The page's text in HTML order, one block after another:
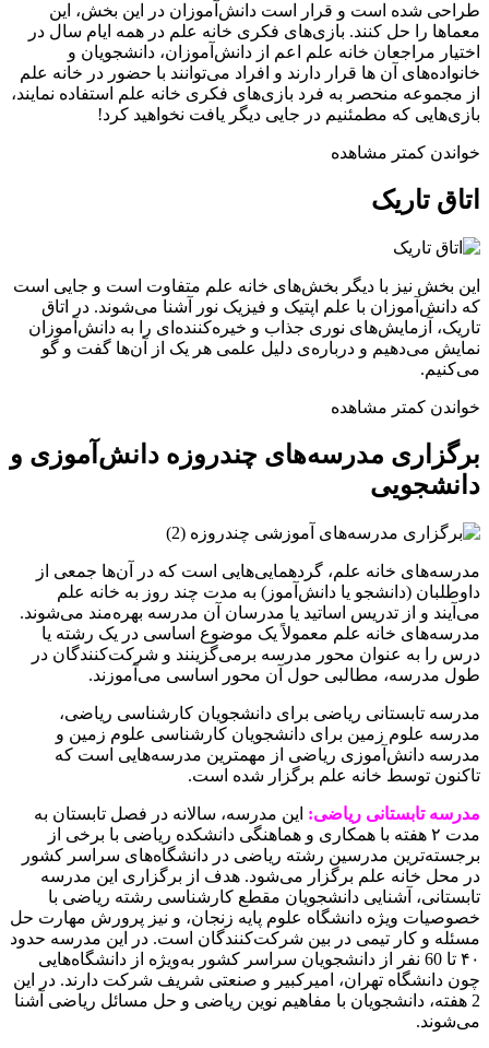
طراحی شده است و قرار است دانش‌آموزان در این بخش، این
معماها را حل کنند. بازی‌های فکری خانه علم در همه ایام سال در
اختیار مراجعان خانه علم اعم از دانش‌آموزان، دانشجویان و
خانواده‌های آن ها قرار دارند و افراد می‌توانند با حضور در خانه علم
از مجموعه منحصر به فرد بازی‌های فکری خانه علم استفاده نمایند،
بازی‌هایی که مطمئنیم در جایی دیگر یافت نخواهید کرد!
خواندن کمتر مشاهده
اتاق تاریک
این بخش نیز با دیگر بخش‌های خانه علم متفاوت است و جایی است
که دانش‌آموزان با علم اپتیک و فیزیک نور آشنا می‌شوند. در اتاق
تاریک، آزمایش‌های نوری جذاب و خیره‌کننده‌ای را به دانش‌آموزان
نمایش می‌دهیم و درباره‌ی دلیل علمی هر یک از آن‌ها گفت و گو
می‌کنیم.
خواندن کمتر مشاهده
برگزاری مدرسه‌های چندروزه دانش‌آموزی و
دانشجویی
مدرسه‌های خانه علم، گردهمایی‌هایی است که در آن‌ها جمعی از
داوطلبان (دانشجو یا دانش‌آموز) به مدت چند روز به خانه علم
می‌آیند و از تدریس اساتید یا مدرسان آن مدرسه بهره‌مند می‌شوند.
مدرسه‌های خانه علم معمولاً یک موضوع اساسی در یک رشته یا
درس را به عنوان محور مدرسه برمی‌گزینند و شرکت‌کنندگان در
طول مدرسه، مطالبی حول آن محور اساسی می‌آموزند.
مدرسه تابستانی ریاضی برای دانشجویان کارشناسی ریاضی،
مدرسه علوم زمین برای دانشجویان کارشناسی علوم زمین و
مدرسه دانش‌آموزی ریاضی از مهمترین مدرسه‌هایی است که
تاکنون توسط خانه علم برگزار شده است.
مدرسه تابستانی ریاضی: این مدرسه، سالانه در فصل تابستان به
مدت ۲ هفته با همکاری و هماهنگی دانشکده ریاضی با برخی از
برجسته‌ترین مدرسین رشته ریاضی در دانشگاه‌های سراسر کشور
در محل خانه علم برگزار می‌شود. هدف از برگزاری این مدرسه
تابستانی، آشنایی دانشجویان مقطع کارشناسی رشته ریاضی با
خصوصیات ویژه دانشگاه علوم پایه زنجان، و نیز پرورش مهارت حل
مسئله و کار تیمی در بین شرکت‌کنندگان است. در این مدرسه حدود
۴۰ تا 60 نفر از دانشجویان سراسر کشور به‌ویژه از دانشگاه‌هایی
چون دانشگاه تهران، امیرکبیر و صنعتی شریف شرکت دارند. در این
2 هفته، دانشجویان با مفاهیم نوین ریاضی و حل مسائل ریاضی آشنا
می‌شوند.